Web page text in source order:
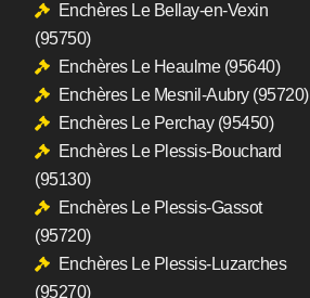
Enchères Le Bellay-en-Vexin
(95750)
Enchères Le Heaulme (95640)
Enchères Le Mesnil-Aubry (95720)
Enchères Le Perchay (95450)
Enchères Le Plessis-Bouchard
(95130)
Enchères Le Plessis-Gassot
(95720)
Enchères Le Plessis-Luzarches
(95270)